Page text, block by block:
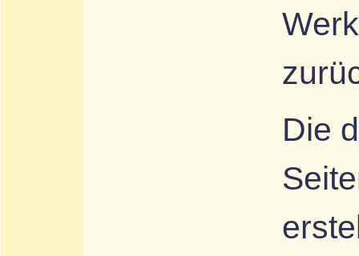
Die